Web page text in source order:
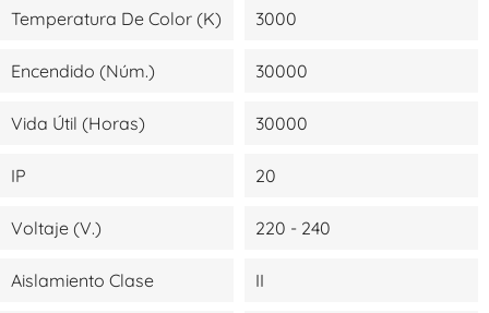
Temperatura De Color (K) 3000
Encendido (Núm.) 30000
Vida Útil (Horas) 30000
IP 20
Voltaje (V.) 220 - 240
Aislamiento Clase II